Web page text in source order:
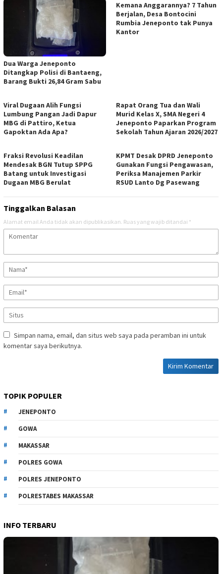
Dua Warga Jeneponto
Ditangkap Polisi di Bantaeng,
Barang Bukti 26,84 Gram Sabu
Kemana Anggarannya? 7 Tahun
Berjalan, Desa Bontocini
Rumbia Jeneponto tak Punya
Kantor
Viral Dugaan Alih Fungsi
Lumbung Pangan Jadi Dapur
MBG di Pattiro, Ketua
Gapoktan Ada Apa?
Rapat Orang Tua dan Wali
Murid Kelas X, SMA Negeri 4
Jeneponto Paparkan Program
Sekolah Tahun Ajaran 2026/2027
Fraksi Revolusi Keadilan
Mendesak BGN Tutup SPPG
Batang untuk Investigasi
Dugaan MBG Berulat
KPMT Desak DPRD Jeneponto
Gunakan Fungsi Pengawasan,
Periksa Manajemen Parkir
RSUD Lanto Dg Pasewang
Tinggalkan Balasan
Alamat email Anda tidak akan dipublikasikan. Ruas yang wajib ditandai *
Simpan nama, email, dan situs web saya pada peramban ini untuk
komentar saya berikutnya.
TOPIK POPULER
JENEPONTO
GOWA
MAKASSAR
POLRES GOWA
POLRES JENEPONTO
POLRESTABES MAKASSAR
INFO TERBARU